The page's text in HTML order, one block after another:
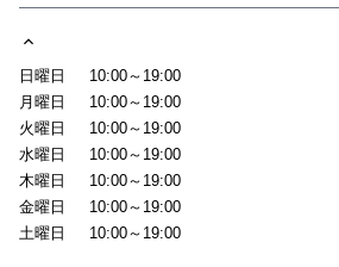
日曜日
10:00～19:00
月曜日
10:00～19:00
火曜日
10:00～19:00
水曜日
10:00～19:00
木曜日
10:00～19:00
金曜日
10:00～19:00
土曜日
10:00～19:00